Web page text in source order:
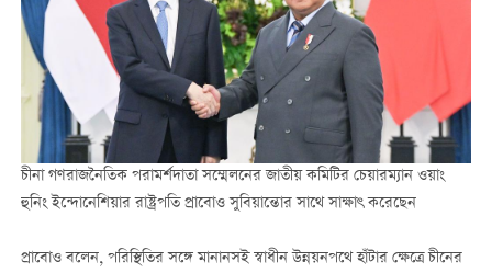
চীনা গণরাজনৈতিক পরামর্শদাতা সম্মেলনের জাতীয় কমিটির চেয়ারম্যান ওয়াং
হুনিং ইন্দোনেশিয়ার রাষ্ট্রপতি প্রাবোও সুবিয়ান্তোর সাথে সাক্ষাৎ করেছেন
প্রাবোও বলেন, পরিস্থিতির সঙ্গে মানানসই স্বাধীন উন্নয়নপথে হাঁটার ক্ষেত্রে চীনের